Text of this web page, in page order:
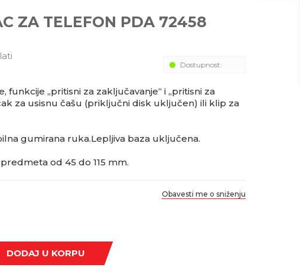
ZA TELEFON PDA 72458
Dostupnost:
funkcije „pritisni za zaključavanje“ i „pritisni za
za usisnu čašu (priključni disk uključen) ili klip za
gumirana ruka.Lepljiva baza uključena.
od 45 do 115 mm.
Obavesti me o sniženju
DODAJ U KORPU